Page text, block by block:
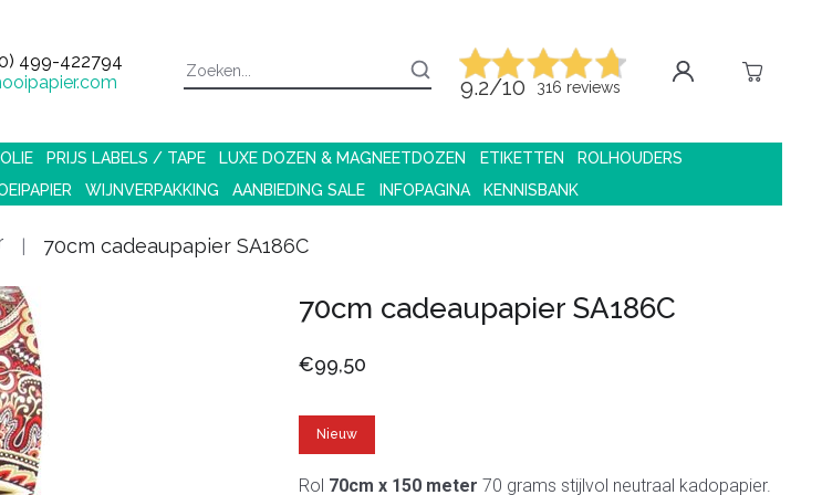
499-422794
9.2/10 316 reviews
PRIJS LABELS / TAPE LUXE DOZEN & MAGNEETDOZEN ETIKETTEN
ROLHOUDERS
WIJNVERPAKKING AANBIEDING SALE INFOPAGINA KENNISBANK
70cm cadeaupapier SA186C
70cm cadeaupapier SA186C
€99,50
Nieuw
Rol 70cm x 150 meter 70 grams stijlvol neutraal kadopapier.